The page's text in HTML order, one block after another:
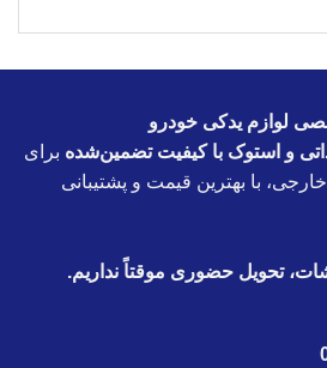
لوازم یدکی خودرو
و استوک با کیفیت تضمین‌شده برای
با بهترین قیمت و پشتیبانی
تحویل حضوری موقتاً نداریم.